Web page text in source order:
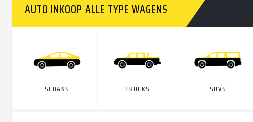
AUTO INKOOP ALLE TYPE WAGENS
SEDANS TRUCKS SUVS